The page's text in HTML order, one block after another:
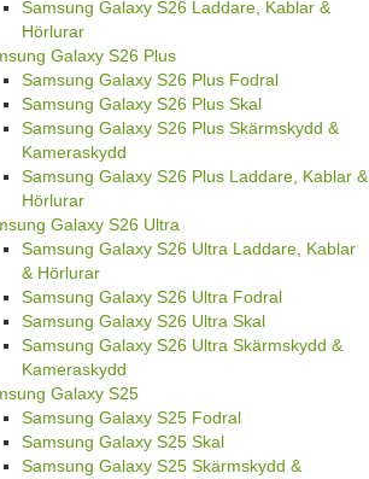
Samsung Galaxy S26 Laddare, Kablar &
Hörlurar
Galaxy S26 Plus
Samsung Galaxy S26 Plus Fodral
Samsung Galaxy S26 Plus Skal
Samsung Galaxy S26 Plus Skärmskydd &
Kameraskydd
Samsung Galaxy S26 Plus Laddare, Kablar &
Hörlurar
Galaxy S26 Ultra
Samsung Galaxy S26 Ultra Laddare, Kablar
& Hörlurar
Samsung Galaxy S26 Ultra Fodral
Samsung Galaxy S26 Ultra Skal
Samsung Galaxy S26 Ultra Skärmskydd &
Kameraskydd
Galaxy S25
Samsung Galaxy S25 Fodral
Samsung Galaxy S25 Skal
Samsung Galaxy S25 Skärmskydd &